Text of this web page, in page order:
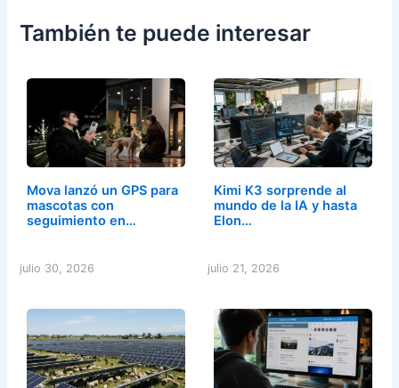
También te puede interesar
Mova lanzó un GPS para
mascotas con
seguimiento en…
julio 30, 2026
Kimi K3 sorprende al
mundo de la IA y hasta
Elon…
julio 21, 2026